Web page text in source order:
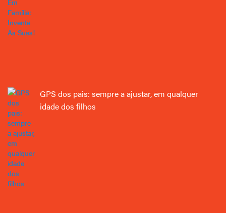
GPS dos pais: sempre a ajustar, em qualquer
idade dos filhos